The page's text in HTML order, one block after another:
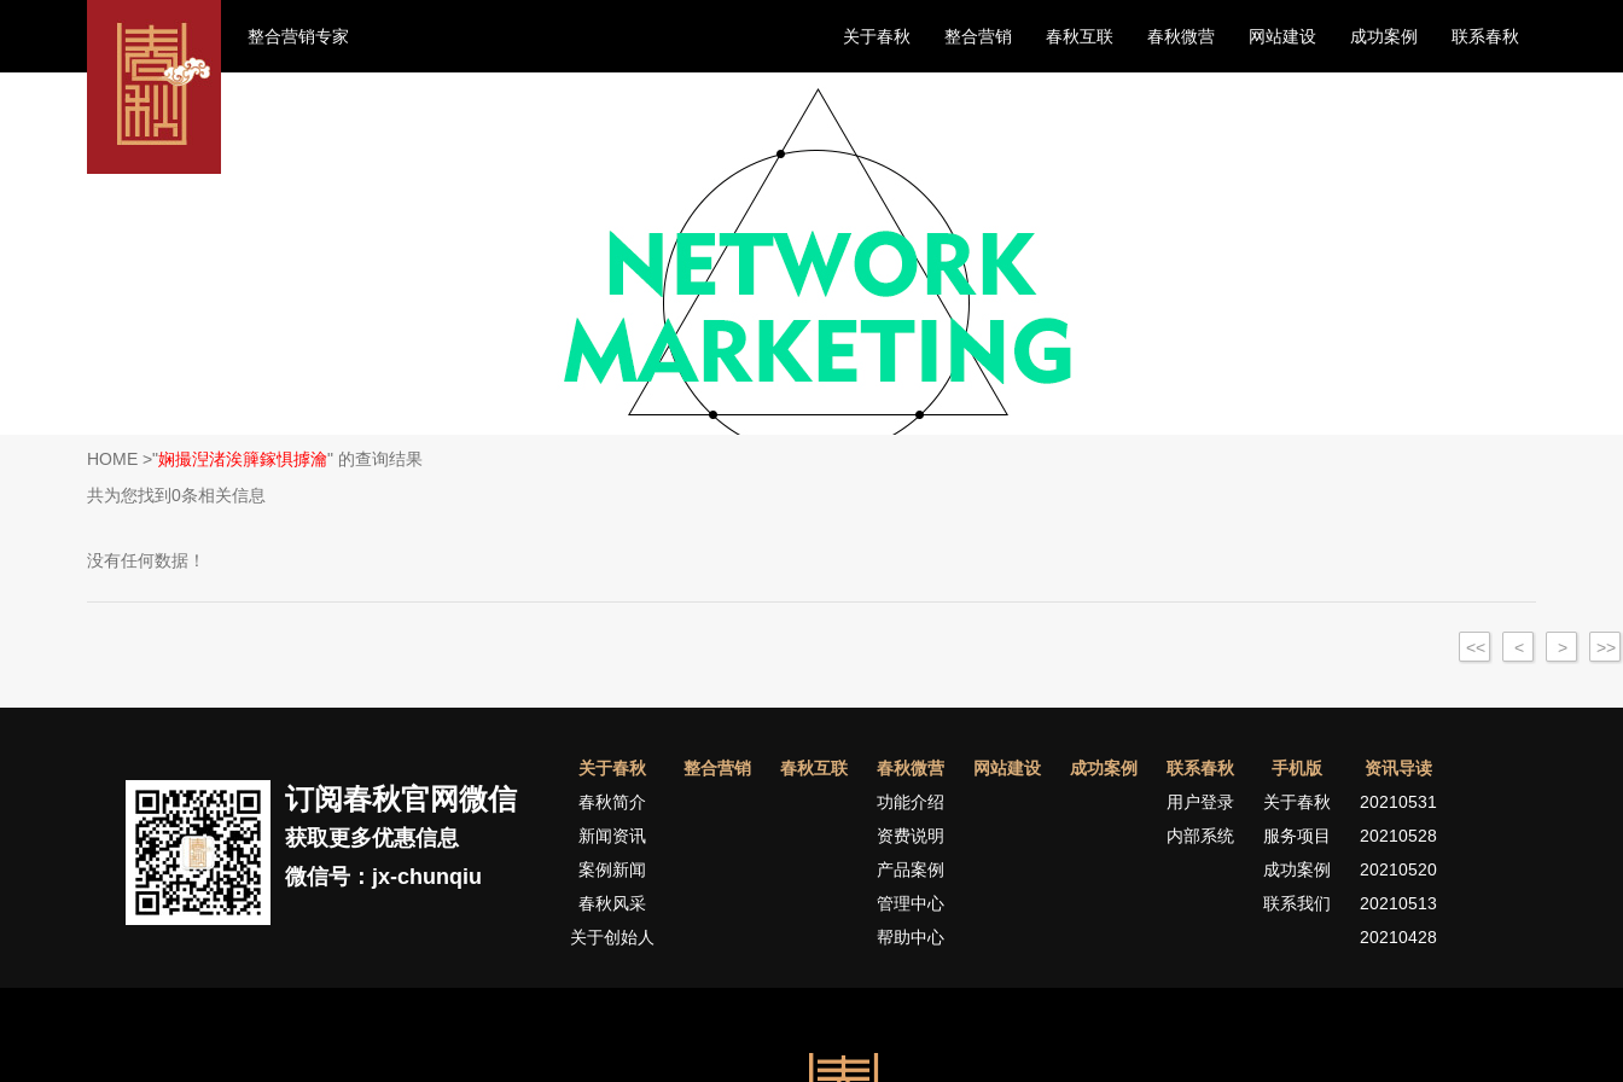
整合营销专家 联系春秋
成功案例
网站建设
春秋微营
春秋互联
整合营销
关于春秋
HOME >"娴撮湼渚涘簲鎵惧摢瀹" 的查询结果
共为您找到0条相关信息
没有任何数据！
<< < > >>
订阅春秋官网微信
获取更多优惠信息
微信号：jx-chunqiu
关于春秋
春秋简介
新闻资讯
案例新闻
春秋风采
关于创始人
整合营销 春秋互联
春秋微营
功能介绍
资费说明
产品案例
管理中心
帮助中心
网站建设 成功案例
联系春秋
用户登录
内部系统
手机版
关于春秋
服务项目
成功案例
联系我们
资讯导读
20210531
20210528
20210520
20210513
20210428